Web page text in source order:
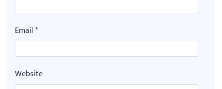
Email*
Website